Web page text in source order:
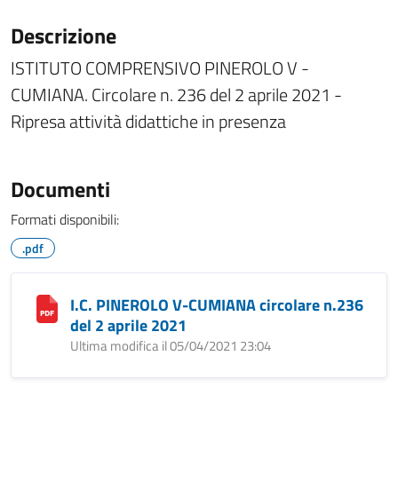
Descrizione
ISTITUTO COMPRENSIVO PINEROLO V -
CUMIANA. Circolare n. 236 del 2 aprile 2021 -
Ripresa attività didattiche in presenza
Documenti
Formati disponibili:
.pdf
I.C. PINEROLO V-CUMIANA circolare n.236
del 2 aprile 2021
Ultima modifica il 05/04/2021 23:04